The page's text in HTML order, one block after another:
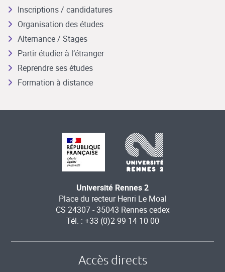
Inscriptions / candidatures
Organisation des études
Alternance / Stages
Partir étudier à l’étranger
Reprendre ses études
Formation à distance
Université Rennes 2
Place du recteur Henri Le Moal
CS 24307 - 35043 Rennes cedex
Tél. : +33 (0)2 99 14 10 00
Accès directs